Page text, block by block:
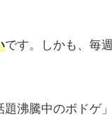
です。しかも、毎週
沸騰中のボドゲ」